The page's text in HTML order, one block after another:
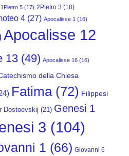
1Pietro 5 (17) 2Pietro 3 (18)
4 (27) Apocalisse 1 (16)
Apocalisse 12
13 (49) Apocalisse 16 (16)
della Chiesa
Fatima(72) Filippesi
Dostoevskij (21) Genesi 1
3 (104)
1 (66) Giovanni 6